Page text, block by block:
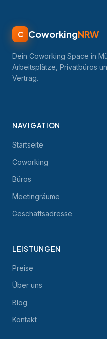
C CoworkingNRW
Dein Coworking Space in
Arbeitsplätze, Privatbüros
Vertrag.
NAVIGATION
Startseite
Coworking
Büros
Meetingräume
Geschäftsadresse
LEISTUNGEN
Preise
Über uns
Blog
Kontakt